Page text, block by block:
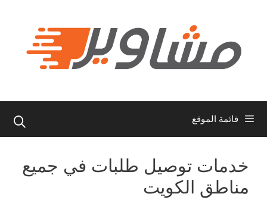
قائمة الموقع
خدمات توصيل طلبات في جميع
مناطق الكويت